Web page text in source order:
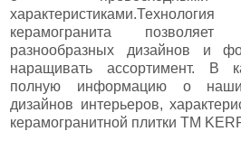
керамогранита
разнообразных дизайнов и
наращивать ассортимент. В
полную информацию о
дизайнов интерьеров,
керамогранитной плитки TM